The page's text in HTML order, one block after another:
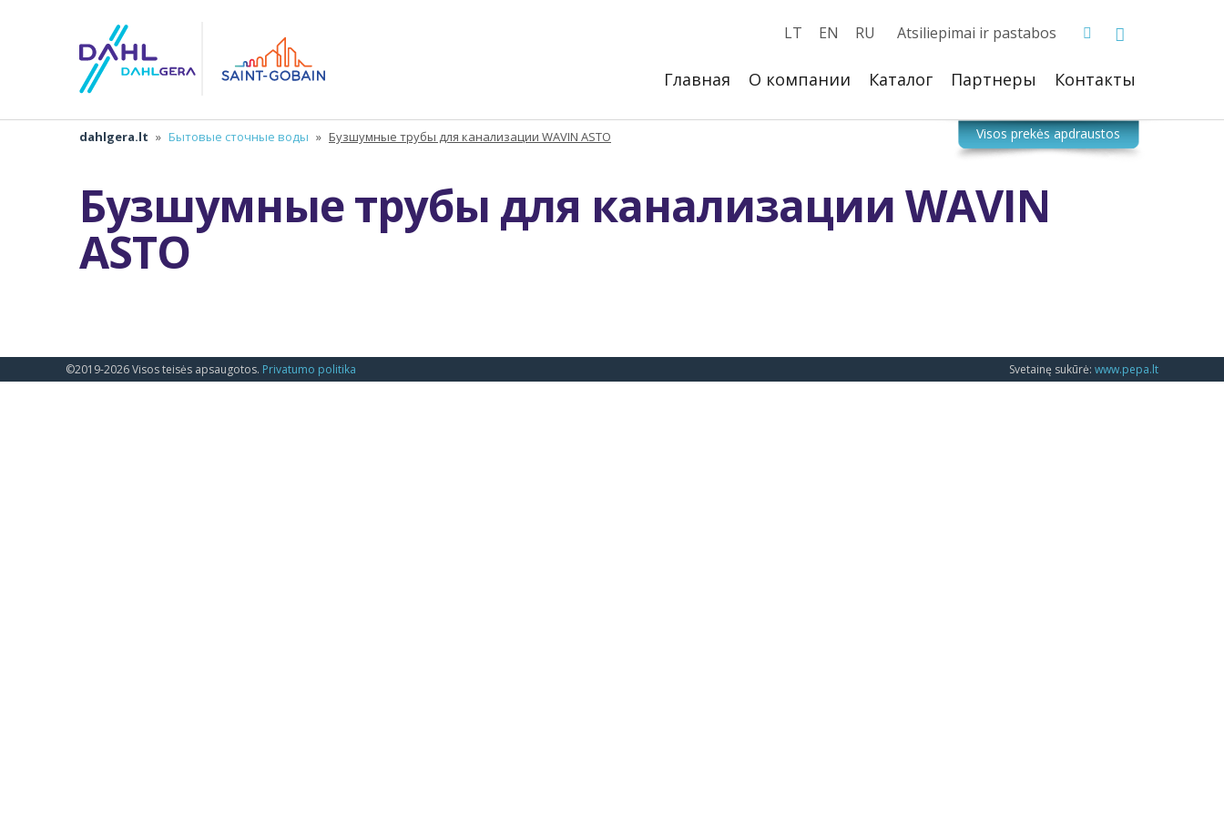
Atsiliepimai ir pastabos
LT EN RU
Главная О компании Каталог Партнеры Контакты
dahlgera.lt » Бытовые сточные воды » Бузшумные трубы для канализации WAVIN ASTO
Бузшумные трубы для канализации WAVIN
ASTO
©2019-2026 Visos teisės apsaugotos. Privatumo politika Svetainę sukūrė: www.pepa.lt